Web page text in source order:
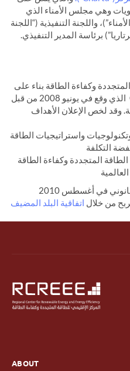
وهي مجلس الأمناء الذي
واللجنة التنفيذية (“اللجنة
برئاسة المدير التنفيذي.
وكفاءة الطاقة بناء على
Cairo Declaration الذي وقع في يونيو 2008 من قبل
لخص الإعلان الأهداف
واستراتيجيات الطاقة
التكلفة
المتجددة وكفاءة الطاقة
يذكر أن المركز قد اكتسب وضعه القانوني في أغسطس 2010
من خلال اتفاقية البلد المضيف
ABOUT